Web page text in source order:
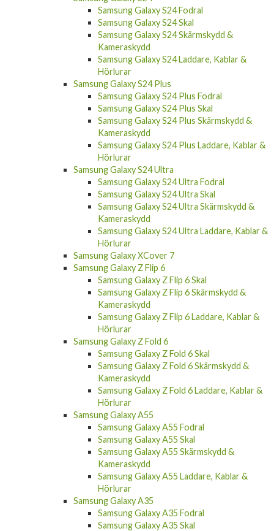
Samsung Galaxy S24 Fodral
Samsung Galaxy S24 Skal
Samsung Galaxy S24 Skärmskydd &
Kameraskydd
Samsung Galaxy S24 Laddare, Kablar &
Hörlurar
Samsung Galaxy S24 Plus
Samsung Galaxy S24 Plus Fodral
Samsung Galaxy S24 Plus Skal
Samsung Galaxy S24 Plus Skärmskydd &
Kameraskydd
Samsung Galaxy S24 Plus Laddare, Kablar &
Hörlurar
Samsung Galaxy S24 Ultra
Samsung Galaxy S24 Ultra Fodral
Samsung Galaxy S24 Ultra Skal
Samsung Galaxy S24 Ultra Skärmskydd &
Kameraskydd
Samsung Galaxy S24 Ultra Laddare, Kablar &
Hörlurar
Samsung Galaxy XCover 7
Samsung Galaxy Z Flip 6
Samsung Galaxy Z Flip 6 Skal
Samsung Galaxy Z Flip 6 Skärmskydd &
Kameraskydd
Samsung Galaxy Z Flip 6 Laddare, Kablar &
Hörlurar
Samsung Galaxy Z Fold 6
Samsung Galaxy Z Fold 6 Skal
Samsung Galaxy Z Fold 6 Skärmskydd &
Kameraskydd
Samsung Galaxy Z Fold 6 Laddare, Kablar &
Hörlurar
Samsung Galaxy A55
Samsung Galaxy A55 Fodral
Samsung Galaxy A55 Skal
Samsung Galaxy A55 Skärmskydd &
Kameraskydd
Samsung Galaxy A55 Laddare, Kablar &
Hörlurar
Samsung Galaxy A35
Samsung Galaxy A35 Fodral
Samsung Galaxy A35 Skal